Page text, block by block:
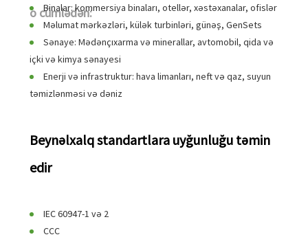
o cümlədən:
Binalar: kommersiya binaları, otellər, xəstəxanalar, ofislər
Məlumat mərkəzləri, külək turbinləri, günəş, GenSets
Sənaye: Mədənçıxarma və minerallar, avtomobil, qida və
içki və kimya sənayesi
Enerji və infrastruktur: hava limanları, neft və qaz, suyun
təmizlənməsi və dəniz
Beynəlxalq standartlara uyğunluğu təmin
edir
IEC 60947-1 və 2
CCC